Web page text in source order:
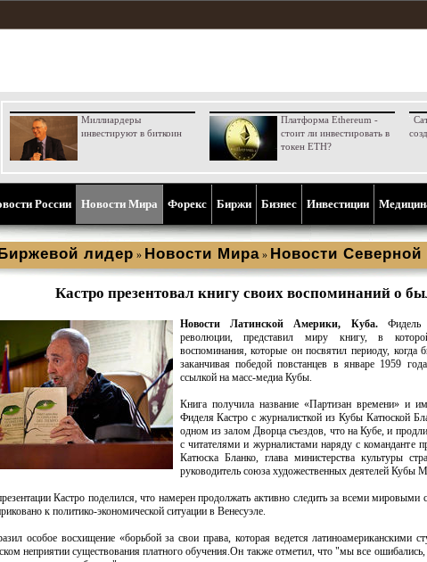
Миллиардеры
инвестируют в биткоин
Платформа Ethereum -
стоит ли инвестировать в
токен ETH?
России Новости Мира Форекс Биржи Бизнес Инвестиции
лидер » Новости Мира » Новости
Кастро презентовал книгу своих воспоминаний о
Новости Латинской Америки, Куба.Фидель
революции, представил миру книгу, в
воспоминания, которые он посвятил периоду,
заканчивая победой повстанцев в январе 1959
ссылкой на масс-медиа Кубы.
Книга получила название «Партизан времени» и
Фиделя Кастро с журналисткой из Кубы Катюской
одном из залом Дворца съездов, что на Кубе, и
с читателями и журналистами наряду с команданте
Катюска Бланко, глава министерства культуры
руководитель союза художественных деятелей Кубы
Кастро поделился, что намерен продолжать активно следить за всеми мировыми
к политико-экономической ситуации в Венесуэле.
особое восхищение «борьбой за свои права, которая ведется латиноамериканскими
неприятии существования платного обучения.Он также отметил, что "мы все